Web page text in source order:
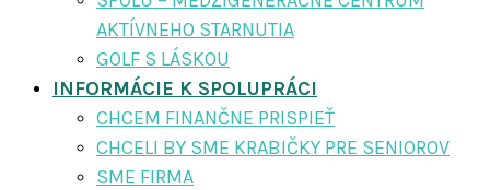
AKTÍVNEHO STARNUTIA
GOLF S LÁSKOU
INFORMÁCIE K SPOLUPRÁCI
CHCEM FINANČNE PRISPIEŤ
CHCELI BY SME KRABIČKY PRE SENIOROV
SME FIRMA